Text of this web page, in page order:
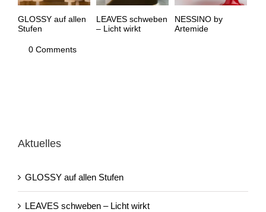
GLOSSY auf allen
Stufen
0 Comments
LEAVES schweben
– Licht wirkt
NESSINO by
Artemide
Aktuelles
GLOSSY auf allen Stufen
LEAVES schweben – Licht wirkt